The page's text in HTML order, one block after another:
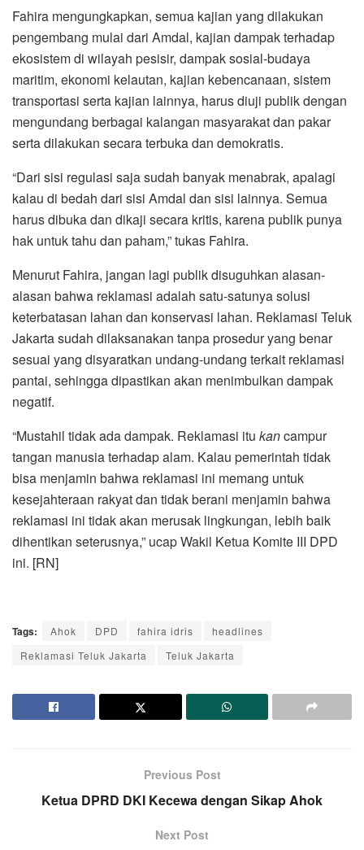
Fahira mengungkapkan, semua kajian yang dilakukan
pengembang mulai dari Amdal, kajian dampak terhadap
ekosistem di wilayah pesisir, dampak sosial-budaya
maritim, ekonomi kelautan, kajian kebencanaan, sistem
transportasi serta kajian lainnya, harus diuji publik dengan
mengundang berbagai kalangan masyarakat dan pakar
serta dilakukan secara terbuka dan demokratis.
“Dari sisi regulasi saja sudah banyak menabrak, apalagi
kalau di bedah dari sisi Amdal dan sisi lainnya. Semua
harus dibuka dan dikaji secara kritis, karena publik punya
hak untuk tahu dan paham,” tukas Fahira.
Menurut Fahira, jangan lagi publik disuguhkan alasan-
alasan bahwa reklamasi adalah satu-satunya solusi
keterbatasan lahan dan konservasi lahan. Reklamasi Teluk
Jakarta sudah dilaksanakan tanpa prosedur yang benar
sesuai yang disyaratkan undang-undang terkait reklamasi
pantai, sehingga dipastikan akan menimbulkan dampak
negatif.
“Mustahil tidak ada dampak. Reklamasi itu kancampur
tangan manusia terhadap alam. Kalau pemerintah tidak
bisa menjamin bahwa reklamasi ini memang untuk
kesejahteraan rakyat dan tidak berani menjamin bahwa
reklamasi ini tidak akan merusak lingkungan, lebih baik
dihentikan seterusnya,” ucap Wakil Ketua Komite III DPD
ini. [RN]
Tags: Ahok DPD fahira idris
headlines
Reklamasi Teluk Jakarta
Teluk Jakarta
Previous Post
Ketua DPRD DKI Kecewa dengan Sikap Ahok
Next Post